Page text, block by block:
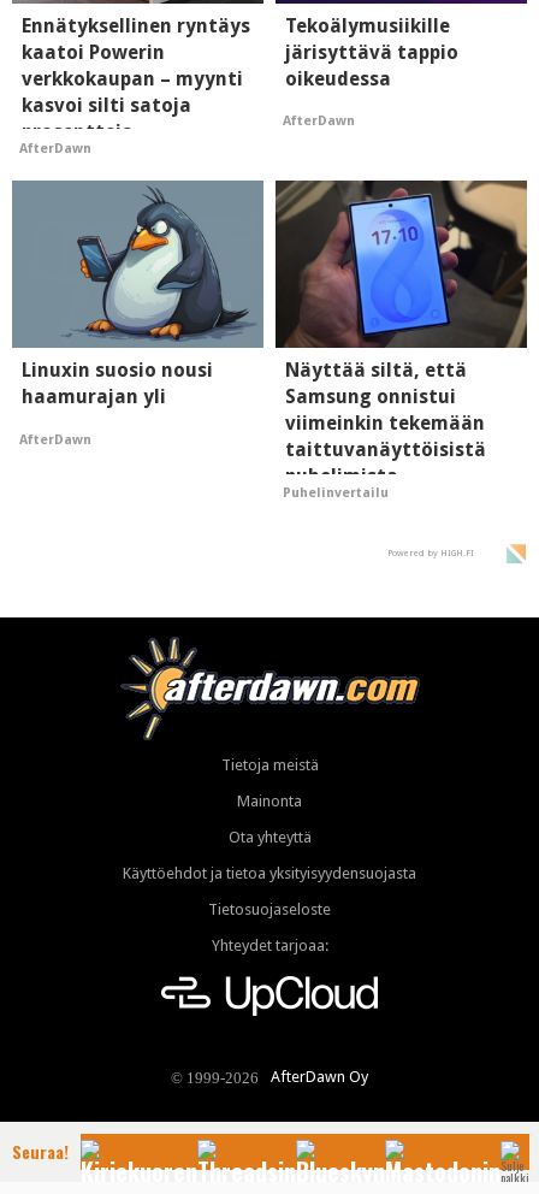
Ennätyksellinen ryntäys
kaatoi Powerin
verkkokaupan – myynti
kasvoi silti satoja
prosentteja
AfterDawn
Tekoälymusiikille
järisyttävä tappio
oikeudessa
AfterDawn
Linuxin suosio nousi
haamurajan yli
AfterDawn
Näyttää siltä, että
Samsung onnistui
viimeinkin tekemään
taittuvanäyttöisistä
puhelimista
supersuosittuja
Puhelinvertailu
Powered by HIGH.FI
Tietoja meistä
Mainonta
Ota yhteyttä
Käyttöehdot ja tietoa yksityisyydensuojasta
Tietosuojaseloste
Yhteydet tarjoaa:
© 1999-2026 AfterDawn Oy
Seuraa!